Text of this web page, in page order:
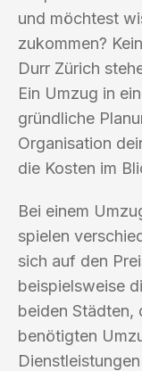
und möchtest
zukommen?
Durr Zürich
Ein Umzug in
gründliche
Organisation
die Kosten im
Bei einem
spielen
sich auf den
beispielsweise
beiden Städten,
benötigten